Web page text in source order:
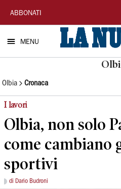
La
Nuova
Sardegna
ABBONATI
MENU
Olbia Cronaca
I lavori
Olbia, non solo
come
sportivi
di Dario Budroni